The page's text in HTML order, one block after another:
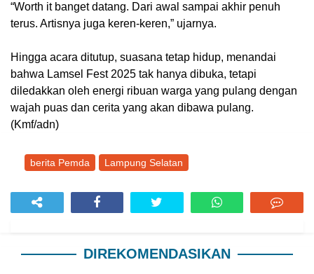
“Worth it banget datang. Dari awal sampai akhir penuh
terus. Artisnya juga keren-keren,” ujarnya.
Hingga acara ditutup, suasana tetap hidup, menandai
bahwa Lamsel Fest 2025 tak hanya dibuka, tetapi
diledakkan oleh energi ribuan warga yang pulang dengan
wajah puas dan cerita yang akan dibawa pulang.
(Kmf/adn)
berita Pemda Lampung Selatan
DIREKOMENDASIKAN